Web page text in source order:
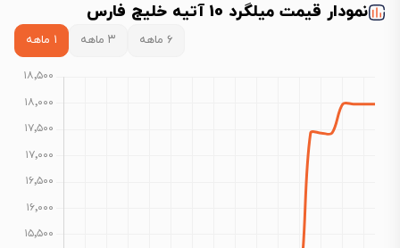
نمودار قیمت میلگرد 10 آتیه خلیج فارس
۶ ماهه ۳ ماهه ۱ ماهه